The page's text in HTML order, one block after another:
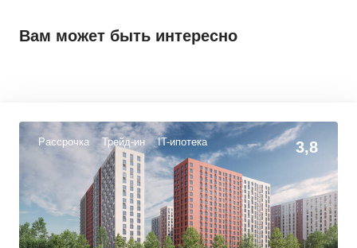
Вам может быть интересно
Рассрочка Трейд-ин IT-ипотека 3,8